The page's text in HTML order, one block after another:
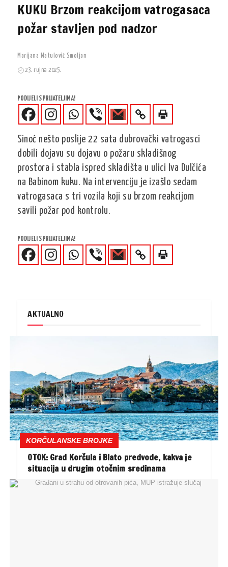
KUKU Brzom reakcijom vatrogasaca
požar stavljen pod nadzor
Marijana Matulović Smoljan
23. rujna 2025.
PODIJELI S PRIJATELJIMA!
Sinoć nešto poslije 22 sata dubrovački vatrogasci
dobili dojavu su dojavu o požaru skladišnog
prostora i stabla ispred skladišta u ulici Iva Dulčića
na Babinom kuku. Na intervenciju je izašlo sedam
vatrogasaca s tri vozila koji su brzom reakcijom
savili požar pod kontrolu.
PODIJELI S PRIJATELJIMA!
AKTUALNO
KORČULANSKE BROJKE
OTOK: Grad Korčula i Blato predvode, kakva je
situacija u drugim otočnim sredinama